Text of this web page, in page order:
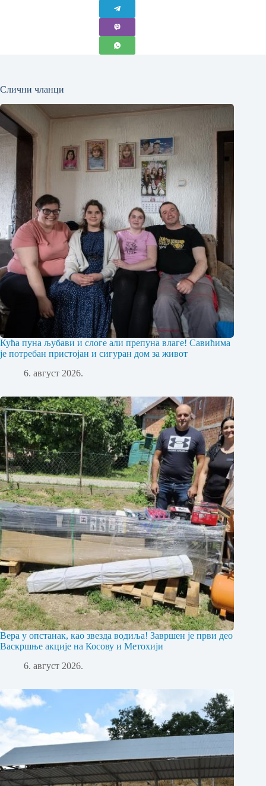
Слични чланци
Кућа пуна љубави и слоге али препуна влаге! Савићима
је потребан пристојан и сигуран дом за живот
6. август 2026.
Вера у опстанак, као звезда водиља! Завршен је први део
Васкршње акције на Косову и Метохији
6. август 2026.